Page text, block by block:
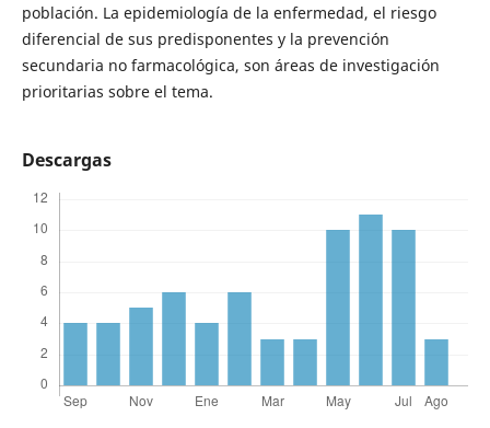
población. La epidemiología de la enfermedad, el riesgo
diferencial de sus predisponentes y la prevención
secundaria no farmacológica, son áreas de investigación
prioritarias sobre el tema.
Descargas